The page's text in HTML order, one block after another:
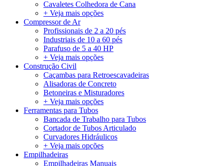
Cavaletes Colhedora de Cana
+ Veja mais opções
Compressor de Ar
Profissionais de 2 a 20 pés
Industriais de 10 a 60 pés
Parafuso de 5 a 40 HP
+ Veja mais opções
Construção Civil
Caçambas para Retroescavadeiras
Alisadoras de Concreto
Betoneiras e Misturadores
+ Veja mais opções
Ferramentas para Tubos
Bancada de Trabalho para Tubos
Cortador de Tubos Articulado
Curvadores Hidráulicos
+ Veja mais opções
Empilhadeiras
Empilhadeiras Manuais